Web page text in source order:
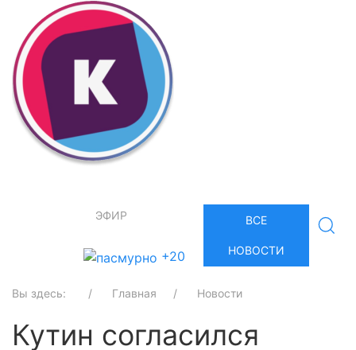
ЭФИР
+20
ВСЕ
НОВОСТИ
Вы здесь: Главная Новости
Кутин согласился